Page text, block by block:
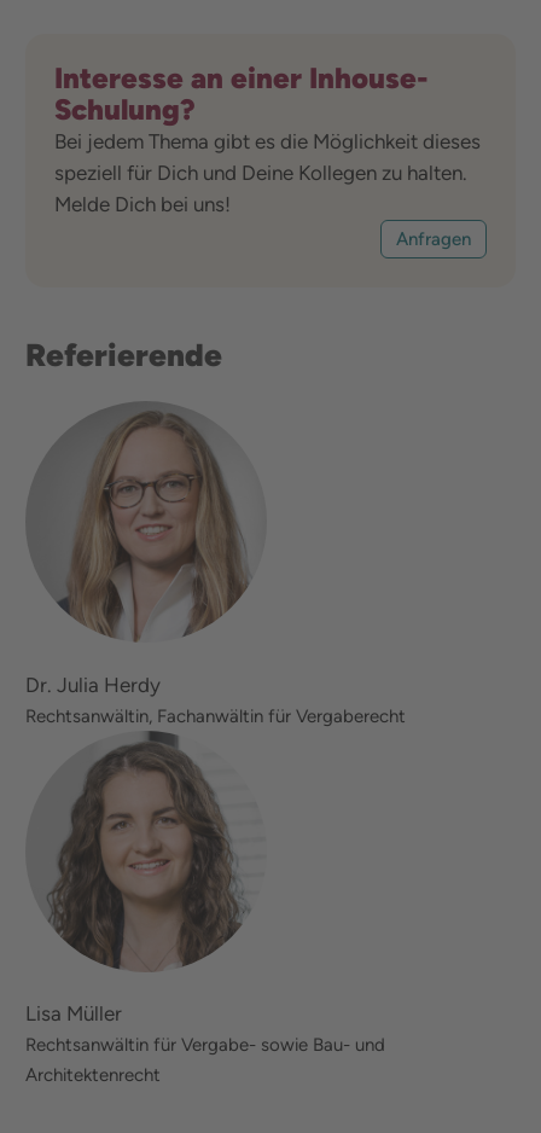
Interesse an einer Inhouse-
Schulung?
Bei jedem Thema gibt es die Möglichkeit dieses
speziell für Dich und Deine Kollegen zu halten.
Melde Dich bei uns!
Anfragen
Referierende
Dr. Julia Herdy
Rechtsanwältin, Fachanwältin für Vergaberecht
Lisa Müller
Rechtsanwältin für Vergabe- sowie Bau- und
Architektenrecht